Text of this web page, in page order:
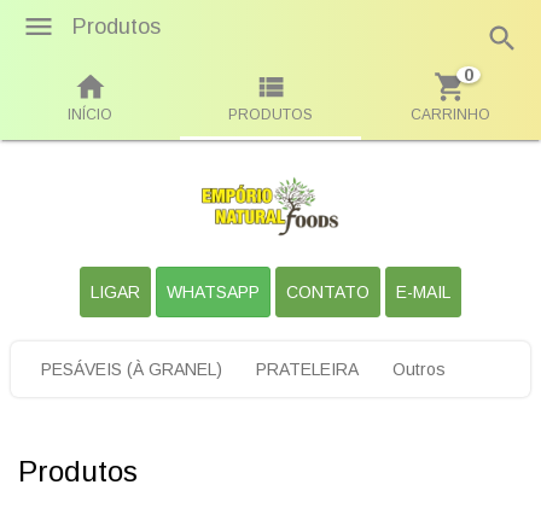
Produtos
INÍCIO PRODUTOS CARRINHO
0
LIGAR WHATSAPP CONTATO E-MAIL
PESÁVEIS (À GRANEL) PRATELEIRA Outros
Produtos